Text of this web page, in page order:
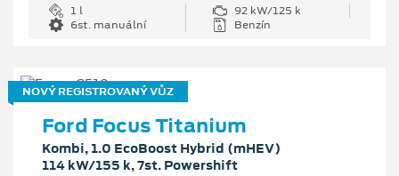
1 l
92 kW/125 k
6st. manuální
Benzín
NOVÝ REGISTROVANÝ VŮZ
Ford Focus Titanium
Kombi, 1.0 EcoBoost Hybrid (mHEV)
114 kW/155 k, 7st. Powershift